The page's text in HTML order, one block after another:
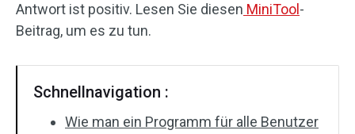
Antwort ist positiv. Lesen Sie diesen MiniTool -
Beitrag, um es zu tun.
Schnellnavigation :
Wie man ein Programm für alle Benutzer